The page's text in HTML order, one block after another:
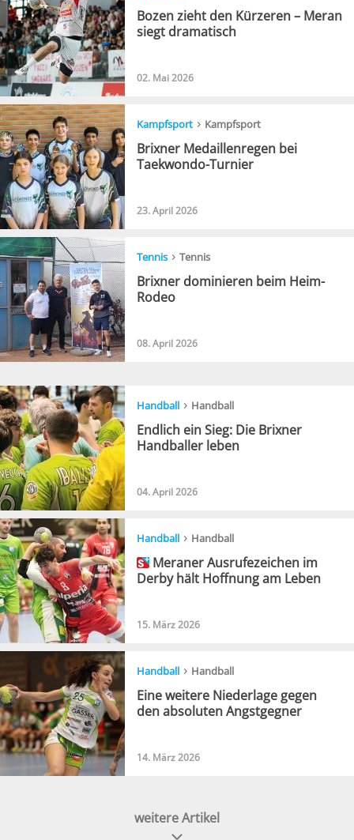
Bozen zieht den Kürzeren – Meran
siegt dramatisch
02. Mai 2026
Kampfsport › Kampfsport
Brixner Medaillenregen bei
Taekwondo-Turnier
23. April 2026
Tennis › Tennis
Brixner dominieren beim Heim-
Rodeo
08. April 2026
Handball › Handball
Endlich ein Sieg: Die Brixner
Handballer leben
04. April 2026
Handball › Handball
Meraner Ausrufezeichen im
Derby hält Hoffnung am Leben
15. März 2026
Handball › Handball
Eine weitere Niederlage gegen
den absoluten Angstgegner
14. März 2026
weitere Artikel